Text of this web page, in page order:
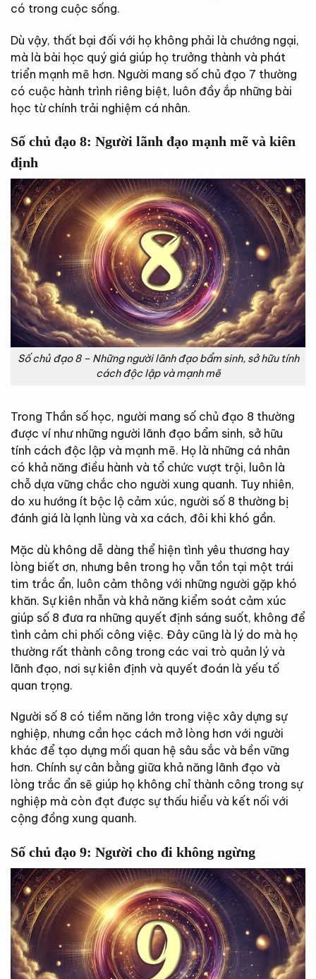
có trong cuộc sống.
Dù vậy, thất bại đối với họ không phải là chướng ngại,
mà là bài học quý giá giúp họ trưởng thành và phát
triển mạnh mẽ hơn. Người mang số chủ đạo 7 thường
có cuộc hành trình riêng biệt, luôn đầy ắp những bài
học từ chính trải nghiệm cá nhân.
Số chủ đạo 8: Người lãnh đạo mạnh mẽ và kiên
định
Số chủ đạo 8 – Những người lãnh đạo bẩm sinh, sở hữu tính
cách độc lập và mạnh mẽ
Trong Thần số học, người mang số chủ đạo 8 thường
được ví như những người lãnh đạo bẩm sinh, sở hữu
tính cách độc lập và mạnh mẽ. Họ là những cá nhân
có khả năng điều hành và tổ chức vượt trội, luôn là
chỗ dựa vững chắc cho người xung quanh. Tuy nhiên,
do xu hướng ít bộc lộ cảm xúc, người số 8 thường bị
đánh giá là lạnh lùng và xa cách, đôi khi khó gần.
Mặc dù không dễ dàng thể hiện tình yêu thương hay
lòng biết ơn, nhưng bên trong họ vẫn tồn tại một trái
tim trắc ẩn, luôn cảm thông với những người gặp khó
khăn. Sự kiên nhẫn và khả năng kiểm soát cảm xúc
giúp số 8 đưa ra những quyết định sáng suốt, không để
tình cảm chi phối công việc. Đây cũng là lý do mà họ
thường rất thành công trong các vai trò quản lý và
lãnh đạo, nơi sự kiên định và quyết đoán là yếu tố
quan trọng.
Người số 8 có tiềm năng lớn trong việc xây dựng sự
nghiệp, nhưng cần học cách mở lòng hơn với người
khác để tạo dựng mối quan hệ sâu sắc và bền vững
hơn. Chính sự cân bằng giữa khả năng lãnh đạo và
lòng trắc ẩn sẽ giúp họ không chỉ thành công trong sự
nghiệp mà còn đạt được sự thấu hiểu và kết nối với
cộng đồng xung quanh.
Số chủ đạo 9: Người cho đi không ngừng